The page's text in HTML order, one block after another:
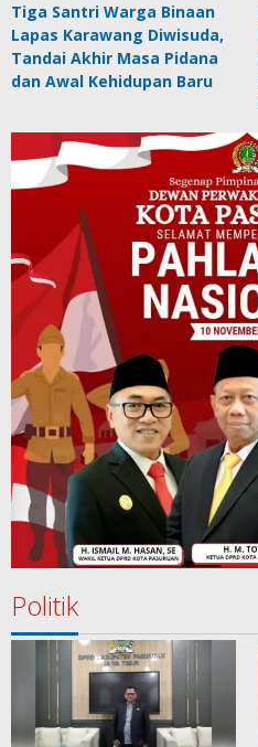
Tiga Santri Warga Binaan
Lapas Karawang Diwisuda,
Tandai Akhir Masa Pidana
dan Awal Kehidupan Baru
Politik